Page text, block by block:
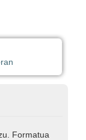
Formatua